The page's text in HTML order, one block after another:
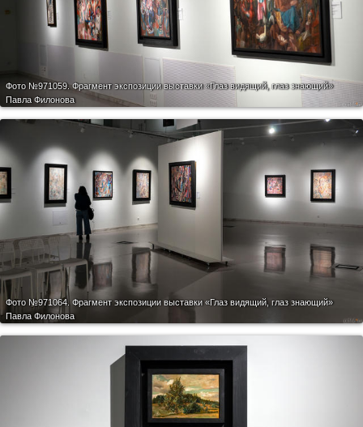
Фото №971059.Фрагмент экспозиции выставки «Глаз видящий, глаз знающий»
Павла Филонова
Фото №971064.Фрагмент экспозиции выставки «Глаз видящий, глаз знающий»
Павла Филонова